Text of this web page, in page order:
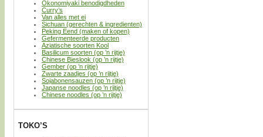
Okonomiyaki benodigdheden
Curry’s
Van alles met ei
Sichuan (gerechten & ingredienten)
Peking Eend (maken of kopen)
Gefermenteerde producten
Aziatische soorten Kool
Basilicum soorten (op ’n rijtje)
Chinese Bieslook (op ’n rijtje)
Gember (op ’n rijtje)
Zwarte zaadjes (op ’n rijtje)
Sojabonensauzen (op ’n rijtje)
Japanse noodles (op ’n rijtje)
Chinese noodles (op ’n rijtje)
TOKO’S